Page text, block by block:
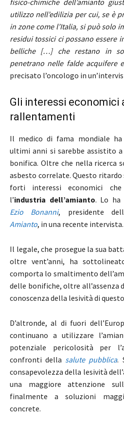
fisico-chimiche dell’amianto
utilizzo nell’edilizia per cui, se è
in zone come l’Italia, si può solo
residui tossici ci possano essere
belliche […] che restano in
penetrano nelle falde acquifere
precisato l’oncologo in
Gli interessi economici
rallentamenti
Il medico di fama mondiale
ultimi anni si sarebbe assistito a
bonifica. Oltre che nella ricerca
asbesto correlate. Questo
forti interessi economici
l’industria dell’amianto. Lo ha
Ezio Bonanni, presidente
Amianto, in una recente intervista.
Il legale, che prosegue la sua
oltre vent’anni, ha
comporta lo smaltimento
delle bonifiche, oltre all’assenza
conoscenza della lesività di
D’altronde, al di fuori
continuano a utilizzare
potenziale pericolosità per
confronti della salute pubblica.
consapevolezza della lesività
una maggiore attenzione
finalmente a soluzioni
concrete.